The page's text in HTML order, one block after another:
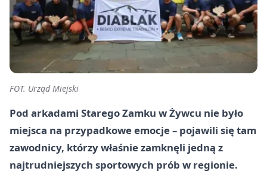
FOT. Urząd Miejski
Pod arkadami Starego Zamku w Żywcu nie było
miejsca na przypadkowe emocje – pojawili się tam
zawodnicy, którzy właśnie zamknęli jedną z
najtrudniejszych sportowych prób w regionie.